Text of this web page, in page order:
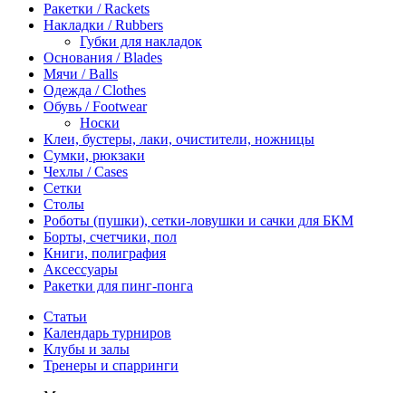
Ракетки / Rackets
Накладки / Rubbers
Губки для накладок
Основания / Blades
Мячи / Balls
Одежда / Clothes
Обувь / Footwear
Носки
Клеи, бустеры, лаки, очистители, ножницы
Сумки, рюкзаки
Чехлы / Cases
Сетки
Столы
Роботы (пушки), сетки-ловушки и сачки для БКМ
Борты, счетчики, пол
Книги, полиграфия
Аксессуары
Ракетки для пинг-понга
Статьи
Календарь турниров
Клубы и залы
Тренеры и спарринги